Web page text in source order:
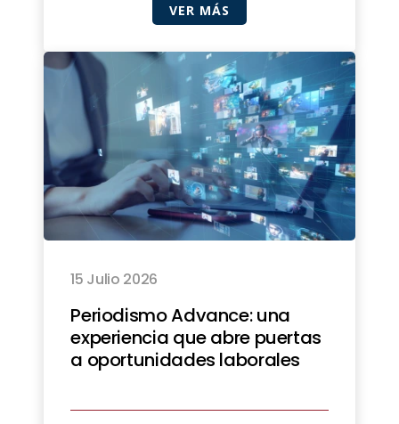
VER MÁS
15 Julio 2026
Periodismo Advance: una
experiencia que abre puertas
a oportunidades laborales